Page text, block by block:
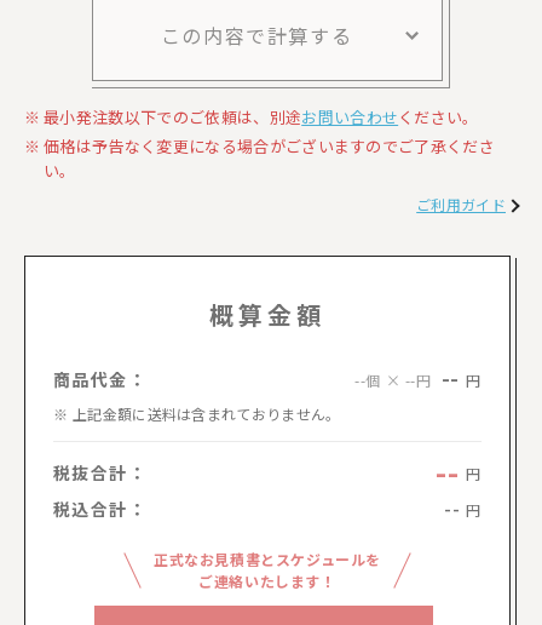
この内容で計算する
最小発注数以下でのご依頼は、別途お問い合わせください。
価格は予告なく変更になる場合がございますのでご了承くださ
い。
ご利用ガイド
概算金額
商品代金： --個 × --円 -- 円
上記金額に送料は含まれておりません。
税抜合計： -- 円
税込合計： -- 円
正式なお見積書とスケジュールを
ご連絡いたします！